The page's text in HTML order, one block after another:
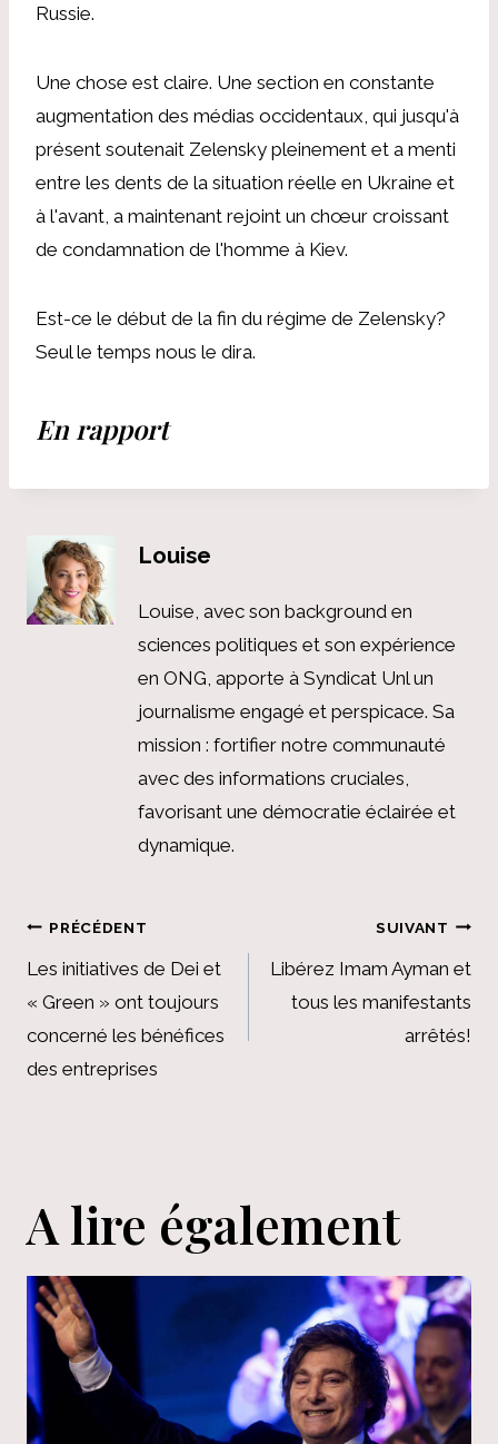
Russie.
Une chose est claire. Une section en constante
augmentation des médias occidentaux, qui jusqu'à
présent soutenait Zelensky pleinement et a menti
entre les dents de la situation réelle en Ukraine et
à l'avant, a maintenant rejoint un chœur croissant
de condamnation de l'homme à Kiev.
Est-ce le début de la fin du régime de Zelensky?
Seul le temps nous le dira.
En rapport
Louise
Louise, avec son background en
sciences politiques et son expérience
en ONG, apporte à Syndicat Unl un
journalisme engagé et perspicace. Sa
mission : fortifier notre communauté
avec des informations cruciales,
favorisant une démocratie éclairée et
dynamique.
Navigation
de
l’article
PRÉCÉDENT
Les initiatives de Dei et
« Green » ont toujours
concerné les bénéfices
des entreprises
SUIVANT
Libérez Imam Ayman et
tous les manifestants
arrêtés!
A lire également